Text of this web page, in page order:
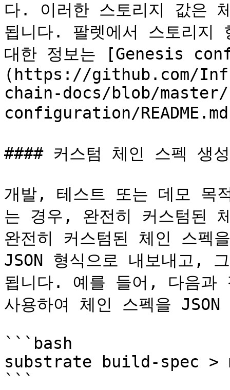
다. 이러한 스토리지 값은
됩니다. 팔렛에서 스토리지
대한 정보는 [Genesis
(https://github.com/
chain-docs/blob/
configuration/
#### 커스텀 체인 스펙 생
개발, 테스트 또는 데모 목
는 경우, 완전히 커스텀된
완전히 커스텀된 체인 스펙
JSON 형식으로 내보내고,
됩니다. 예를 들어, 다음
사용하여 체인 스펙을
```bash
substrate build-spec >
```